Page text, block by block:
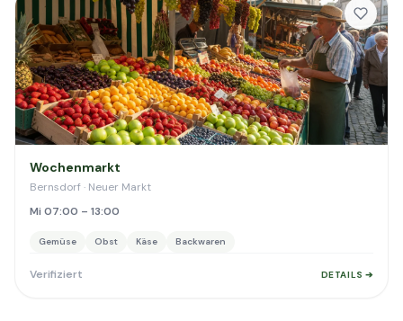
Wochenmarkt
Bernsdorf · Neuer Markt
Mi 07:00 – 13:00
Gemüse Obst Käse Backwaren
Verifiziert DETAILS ➔